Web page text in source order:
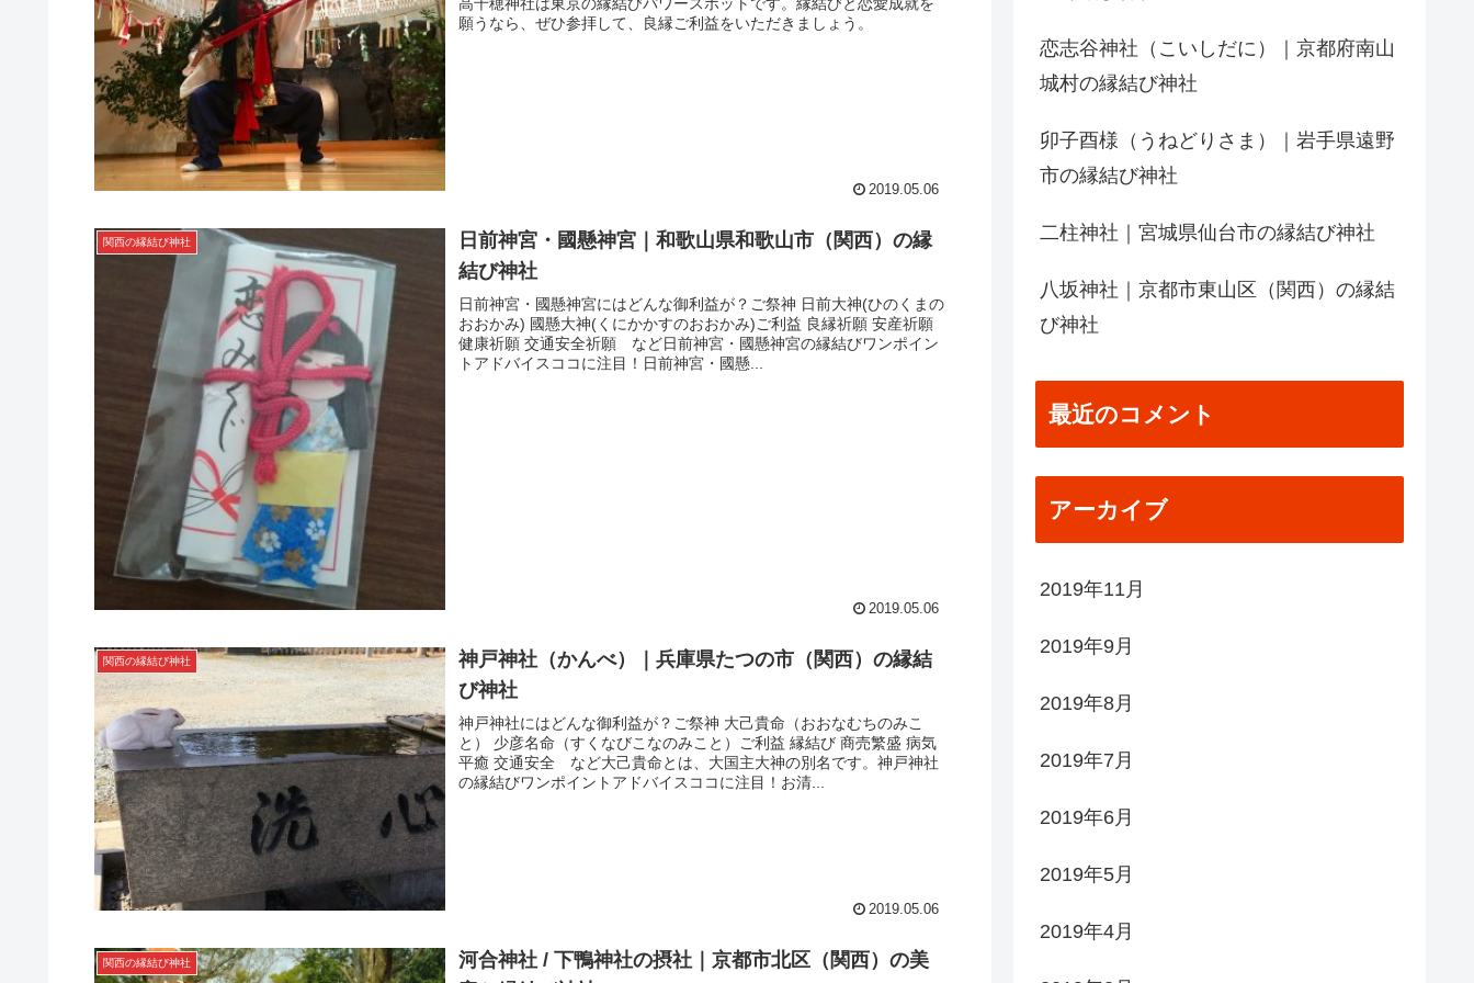
願うなら、ぜひ参拝して、良縁ご利益をいただきましょう。
2019.05.06
関西の縁結び神社
日前神宮・國懸神宮｜和歌山県和歌山市（関西）の縁
結び神社
日前神宮・國懸神宮にはどんな御利益が？ご祭神 日前大神(ひのくまの
おおかみ) 國懸大神(くにかかすのおおかみ)ご利益 良縁祈願 安産祈願
健康祈願 交通安全祈願 など日前神宮・國懸神宮の縁結びワンポイン
トアドバイスココに注目！日前神宮・國懸...
2019.05.06
関西の縁結び神社
神戸神社（かんべ）｜兵庫県たつの市（関西）の縁結
び神社
神戸神社にはどんな御利益が？ご祭神 大己貴命（おおなむちのみこ
と） 少彦名命（すくなびこなのみこと）ご利益 縁結び 商売繁盛 病気
平癒 交通安全 など大己貴命とは、大国主大神の別名です。神戸神社
の縁結びワンポイントアドバイスココに注目！お清...
2019.05.06
関西の縁結び神社
河合神社 / 下鴨神社の摂社｜京都市北区（関西）の美
恋志谷神社（こいしだに）｜京都府南山
城村の縁結び神社
卯子酉様（うねどりさま）｜岩手県遠野
市の縁結び神社
二柱神社｜宮城県仙台市の縁結び神社
八坂神社｜京都市東山区（関西）の縁結
び神社
最近のコメント
アーカイブ
2019年11月
2019年9月
2019年8月
2019年7月
2019年6月
2019年5月
2019年4月